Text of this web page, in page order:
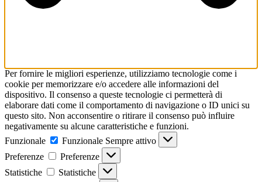
Per fornire le migliori esperienze, utilizziamo tecnologie come i
cookie per memorizzare e/o accedere alle informazioni del
dispositivo. Il consenso a queste tecnologie ci permetterà di
elaborare dati come il comportamento di navigazione o ID unici su
questo sito. Non acconsentire o ritirare il consenso può influire
negativamente su alcune caratteristiche e funzioni.
Funzionale
Funzionale Sempre attivo
Preferenze
Preferenze
Statistiche
Statistiche